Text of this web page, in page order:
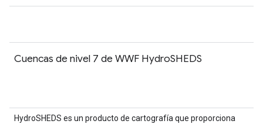
Cuencas de nivel 7 de WWF HydroSHEDS
HydroSHEDS es un producto de cartografía que proporciona